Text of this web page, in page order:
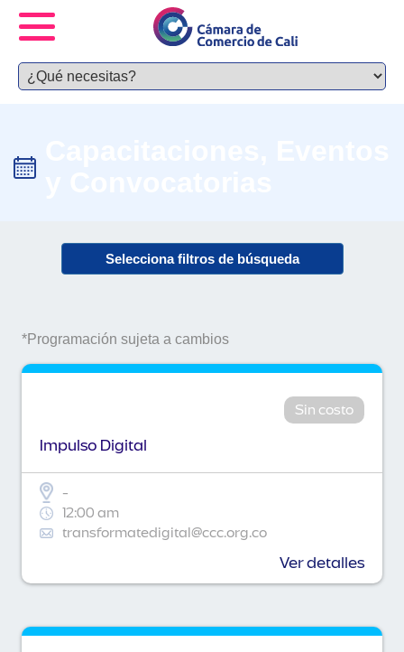
Selecciona filtros de búsqueda
*Programación sujeta a cambios
Sin costo
Impulso Digital
-
12:00 am
transformatedigital@ccc.org.co
Ver detalles